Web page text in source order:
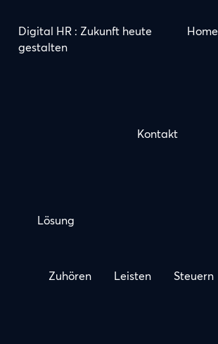
Digital HR : Zukunft heute
gestalten
Home
Kontakt
Lösung
Zuhören Leisten Steuern